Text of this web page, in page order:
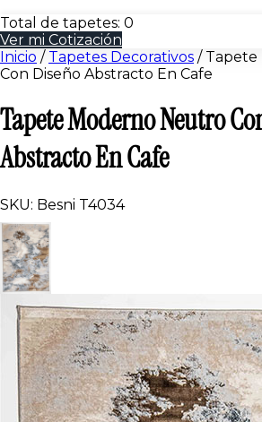
Total de tapetes: 0
Ver mi Cotización
Inicio / Tapetes Decorativos /
Con Diseño Abstracto En Cafe
Tapete Moderno Neutro
Abstracto En Cafe
SKU: Besni T4034